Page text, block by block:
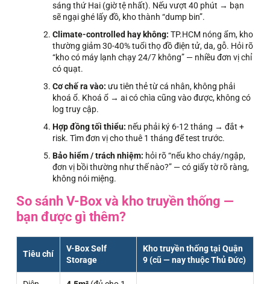
sáng thứ Hai (giờ tệ nhất). Nếu vượt 40 phút → bạn
sẽ ngại ghé lấy đồ, kho thành “dump bin”.
Climate-controlled hay không: TP.HCM nóng ẩm, kho
thường giảm 30-40% tuổi thọ đồ điện tử, da, gỗ. Hỏi rõ
“kho có máy lạnh chạy 24/7 không” — nhiều đơn vị chỉ
có quạt.
Cơ chế ra vào: ưu tiên thẻ từ cá nhân, không phải
khoá ổ. Khoá ổ → ai có chìa cũng vào được, không có
log truy cập.
Hợp đồng tối thiểu: nếu phải ký 6-12 tháng → đắt +
risk. Tìm đơn vị cho thuê 1 tháng để test trước.
Bảo hiểm / trách nhiệm: hỏi rõ “nếu kho cháy/ngập,
đơn vị bồi thường như thế nào?” — có giấy tờ rõ ràng,
không nói miệng.
So sánh V-Box và kho truyền thống —
bạn được gì thêm?
Tiêu chí
V-Box Self
Storage
Kho truyền thống tại Quận
9 (cũ — nay thuộc Thủ Đức)